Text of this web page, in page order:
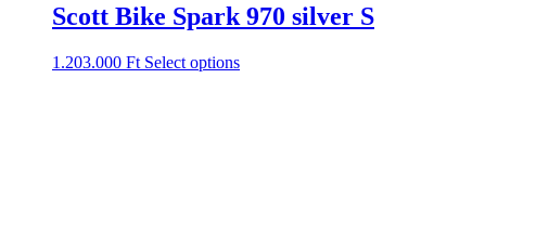
Scott Bike Spark 970 silver S
1.203.000 Ft Select options